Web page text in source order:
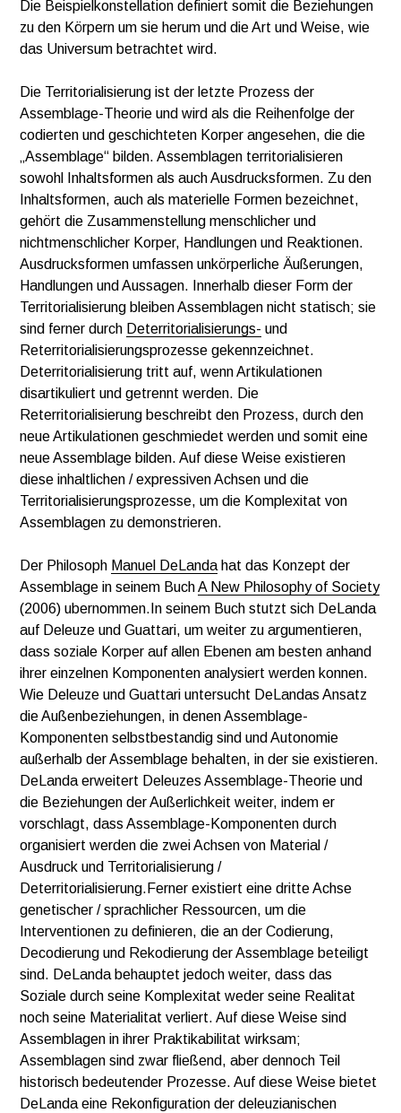
Die Beispielkonstellation definiert somit die Beziehungen
zu den Körpern um sie herum und die Art und Weise, wie
das Universum betrachtet wird.
Die Territorialisierung ist der letzte Prozess der
Assemblage-Theorie und wird als die Reihenfolge der
codierten und geschichteten Korper angesehen, die die
„Assemblage“ bilden. Assemblagen territorialisieren
sowohl Inhaltsformen als auch Ausdrucksformen. Zu den
Inhaltsformen, auch als materielle Formen bezeichnet,
gehört die Zusammenstellung menschlicher und
nichtmenschlicher Korper, Handlungen und Reaktionen.
Ausdrucksformen umfassen unkörperliche Äußerungen,
Handlungen und Aussagen. Innerhalb dieser Form der
Territorialisierung bleiben Assemblagen nicht statisch; sie
sind ferner durch Deterritorialisierungs- und
Reterritorialisierungsprozesse gekennzeichnet.
Deterritorialisierung tritt auf, wenn Artikulationen
disartikuliert und getrennt werden. Die
Reterritorialisierung beschreibt den Prozess, durch den
neue Artikulationen geschmiedet werden und somit eine
neue Assemblage bilden. Auf diese Weise existieren
diese inhaltlichen / expressiven Achsen und die
Territorialisierungsprozesse, um die Komplexitat von
Assemblagen zu demonstrieren.
Der Philosoph Manuel DeLanda hat das Konzept der
Assemblage in seinem BuchA New Philosophy of Society
(2006) ubernommen.In seinem Buch stutzt sich DeLanda
auf Deleuze und Guattari, um weiter zu argumentieren,
dass soziale Korper auf allen Ebenen am besten anhand
ihrer einzelnen Komponenten analysiert werden konnen.
Wie Deleuze und Guattari untersucht DeLandas Ansatz
die Außenbeziehungen, in denen Assemblage-
Komponenten selbstbestandig sind und Autonomie
außerhalb der Assemblage behalten, in der sie existieren.
DeLanda erweitert Deleuzes Assemblage-Theorie und
die Beziehungen der Außerlichkeit weiter, indem er
vorschlagt, dass Assemblage-Komponenten durch
organisiert werden die zwei Achsen von Material /
Ausdruck und Territorialisierung /
Deterritorialisierung.Ferner existiert eine dritte Achse
genetischer / sprachlicher Ressourcen, um die
Interventionen zu definieren, die an der Codierung,
Decodierung und Rekodierung der Assemblage beteiligt
sind. DeLanda behauptet jedoch weiter, dass das
Soziale durch seine Komplexitat weder seine Realitat
noch seine Materialitat verliert. Auf diese Weise sind
Assemblagen in ihrer Praktikabilitat wirksam;
Assemblagen sind zwar fließend, aber dennoch Teil
historisch bedeutender Prozesse. Auf diese Weise bietet
DeLanda eine Rekonfiguration der deleuzianischen